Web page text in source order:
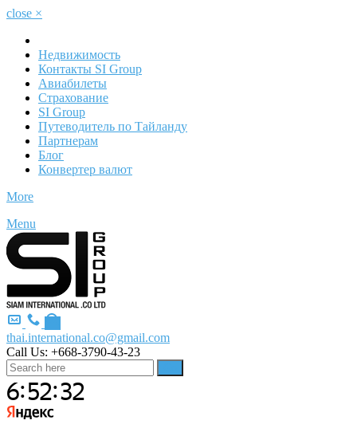
close ×
Недвижимость
Контакты SI Group
Авиабилеты
Страхование
SI Group
Путеводитель по Тайланду
Партнерам
Блог
Конвертер валют
More
Menu
thai.international.co@gmail.com
Call Us: +668-3790-43-23